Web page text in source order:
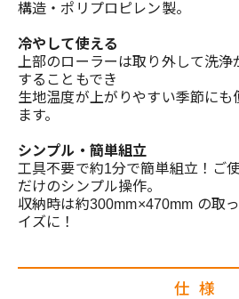
構造・ポリプロピレン製。
冷やして使える
上部のローラーは取り外して洗
することもでき
生地温度が上がりやすい季節にも
ます。
シンプル・簡単組立
工具不要で約1分で簡単組立！ご
だけのシンプル操作。
収納時は約300mm×470mm の取
イズに！
仕様